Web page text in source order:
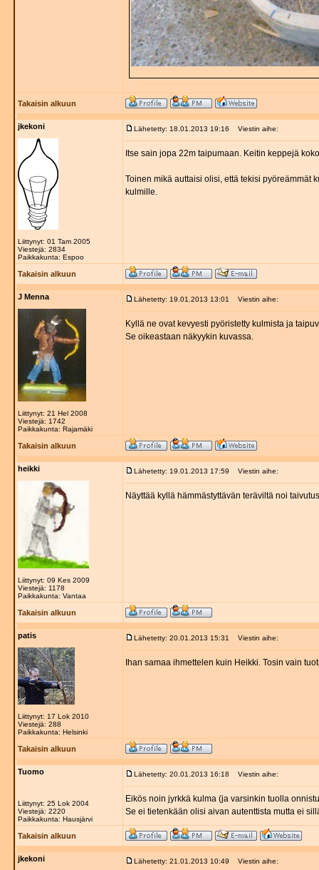
Takaisin alkuun
jkekoni
Liittynyt: 01 Tam 2005
Viestejä: 2834
Paikkakunta: Espoo
Lähetetty: 18.01.2013 19:16 Viestin aihe:
Itse sain jopa 22m taipumaan. Keitin keppejä
Toinen mikä auttaisi olisi, että tekisi pyöreämmät
kulmille.
Takaisin alkuun
J Menna
Liittynyt: 21 Hel 2008
Viestejä: 1742
Paikkakunta: Rajamäki
Lähetetty: 19.01.2013 13:01 Viestin aihe:
Kyllä ne ovat kevyesti pyöristetty kulmista ja
Se oikeastaan näkyykin kuvassa.
Takaisin alkuun
heikki
Liittynyt: 09 Kes 2009
Viestejä: 1178
Paikkakunta: Vantaa
Lähetetty: 19.01.2013 17:59 Viestin aihe:
Näyttää kyllä hämmästyttävän teräviltä noi
Takaisin alkuun
patis
Liittynyt: 17 Lok 2010
Viestejä: 288
Paikkakunta: Helsinki
Lähetetty: 20.01.2013 15:31 Viestin aihe:
Ihan samaa ihmettelen kuin Heikki. Tosin vain
Takaisin alkuun
Tuomo
Liittynyt: 25 Lok 2004
Viestejä: 2220
Paikkakunta: Hausjärvi
Lähetetty: 20.01.2013 16:18 Viestin aihe:
Eikös noin jyrkkä kulma (ja varsinkin tuolla
Se ei tietenkään olisi aivan autenttista mutta ei
Takaisin alkuun
jkekoni Lähetetty: 21.01.2013 10:49 Viestin aihe: